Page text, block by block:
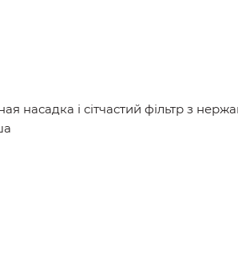
насадка і сітчастий фільтр з